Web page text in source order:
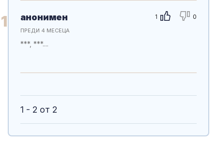
1 1 0
анонимен
ПРЕДИ 4 МЕСЕЦА
***, ***....
1 - 2 от 2